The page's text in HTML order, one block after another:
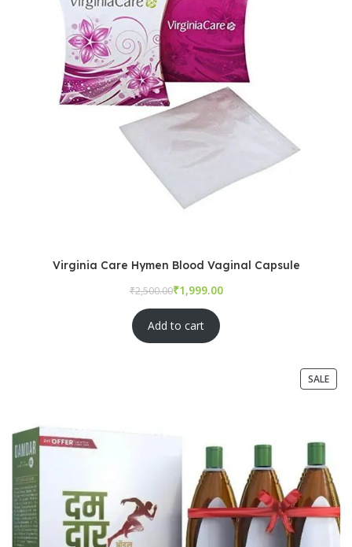
Virginia Care Hymen Blood Vaginal Capsule
₹
₹
Add to cart
SALE